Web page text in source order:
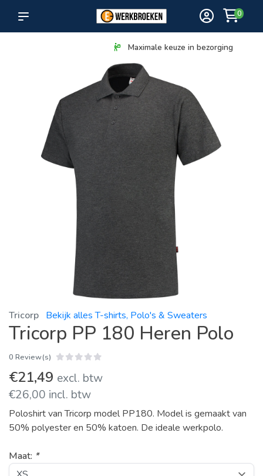
0
Maximale keuze in bezorging
Tricorp Bekijk alles T-shirts, Polo's & Sweaters
Tricorp PP 180 Heren Polo
0 Review(s)
€21,49 excl. btw
€26,00 incl. btw
Poloshirt van Tricorp model PP180. Model is gemaakt van
50% polyester en 50% katoen. De ideale werkpolo.
Maat: *